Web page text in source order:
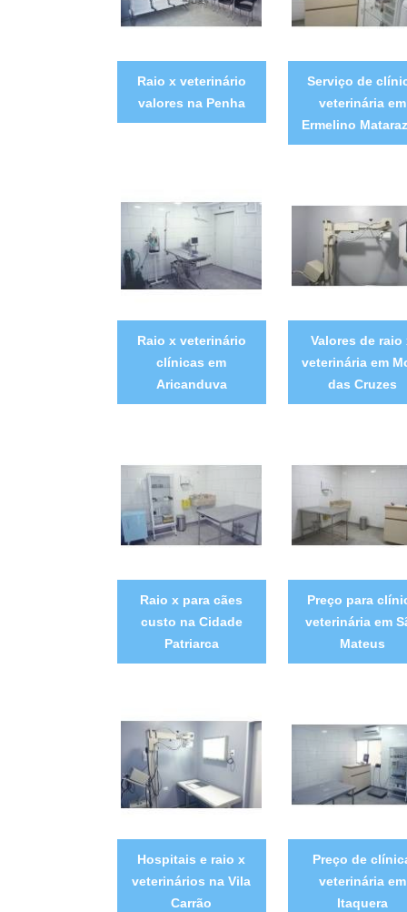
Raio x veterinário
valores na Penha
Serviço de
veterinária em
Ermelino
Raio x veterinário
clínicas em
Aricanduva
Valores de raio
veterinária em
das Cruzes
Raio x para cães
custo na Cidade
Patriarca
Preço para
veterinária em
Mateus
Hospitais e raio x
veterinários na Vila
Carrão
Preço de
veterinária em
Itaquera